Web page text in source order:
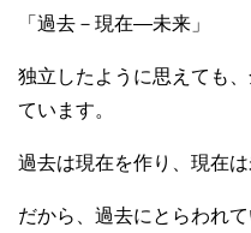
「過去－現在―未来」
独立したように思えても
ています。
過去は現在を作り、現在は
だから、過去にとらわれ